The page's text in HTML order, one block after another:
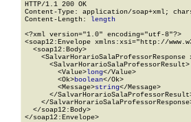
HTTP/1.1 200 OK
Content-Type: application/soap+xml;
Content-Length: length
<?xml version="1.0" encoding="utf-8"?>
<soap12:Envelope xmlns:xsi="http://
  <soap12:Body>
<SalvarHorarioSalaProfessorResponse
      <SalvarHorarioSalaProfessorResult>
        <Value>
long</Value>
        <Ok>
boolean</Ok>
        <Message>
string</Message>
</
</
  </soap12:Body>
</soap12:Envelope>